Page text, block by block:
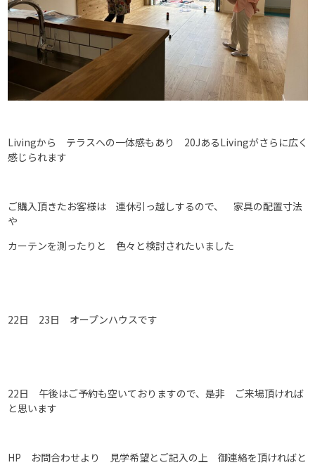
Livingから テラスへの一体感もあり 20JあるLivingがさらに広く
感じられます
ご購入頂きたお客様は 連休引っ越しするので、 家具の配置寸法
や
カーテンを測ったりと 色々と検討されたいました
22日 23日 オープンハウスです
22日 午後はご予約も空いておりますので、是非 ご来場頂ければ
と思います
HP お問合わせより 見学希望とご記入の上 御連絡を頂ければと